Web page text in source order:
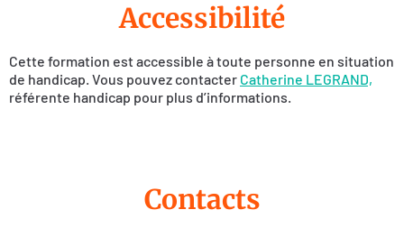
Accessibilité
Cette formation est accessible à toute personne en situation
de handicap. Vous pouvez contacter Catherine LEGRAND,
référente handicap pour plus d’informations.
Contacts